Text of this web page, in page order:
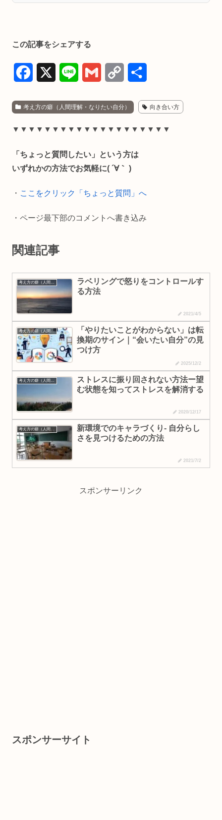
この記事をシェアする
c
e
o
n
e
a
i
p
y
i
考え方の癖（人間理解・なりたい自分） 向き合い方
▼▼▼▼▼▼▼▼▼▼▼▼▼▼▼▼▼▼▼▼
「ちょっと質問したい」という方は
いずれかの方法でお気軽に( ´∀｀ )
・ ここをクリック「ちょっと質問」へ
・ページ最下部のコメントへ書き込み
関連記事
考え方の癖（人間理解・なりたい自分）
ラベリングで怒りをコントロールす
る方法
2021/4/5
考え方の癖（人間理解・なりたい自分）
「やりたいことがわからない」は転
換期のサイン｜“会いたい自分”の見
つけ方
2025/12/2
考え方の癖（人間理解・なりたい自分）
ストレスに振り回されない方法ー望
む状態を知ってストレスを解消する
2020/12/17
考え方の癖（人間理解・なりたい自分）
新環境でのキャラづくり- 自分らし
さを見つけるための方法
2021/7/2
スポンサーリンク
スポンサーサイト